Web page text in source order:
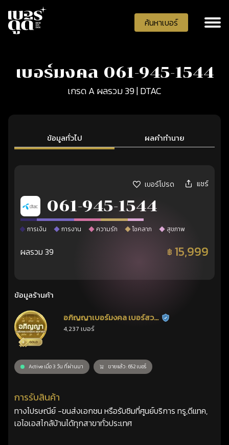
ค้นหาเบอร์
เบอร์มงคล 061-945-1544
เกรด A ผลรวม 39 | DTAC
ข้อมูลทั่วไป ผลคำทำนาย
เบอร์โปรด แชร์
061-945-1544
การเงิน การงาน ความรัก โชคลาภ สุขภาพ
ผลรวม 39 ฿ 15,999
ข้อมูลร้านค้า
อภิญญาเบอร์มงคล เบอร์สวย
เลขศาสตร์
ร้านยืนยันแล้ว
4,237 เบอร์
Active เมื่อ 3 วัน ที่ผ่านมา ขายแล้ว : 652 เบอร์
การรับสินค้า
ทางไปรษณีย์ -ขนส่งเอกชน หรือรับซิมที่ศูนย์บริการ ทรู,ดีแทค,
เอไอเอสไกล้บ้านได้ทุกสาขาทั่วประเทศ